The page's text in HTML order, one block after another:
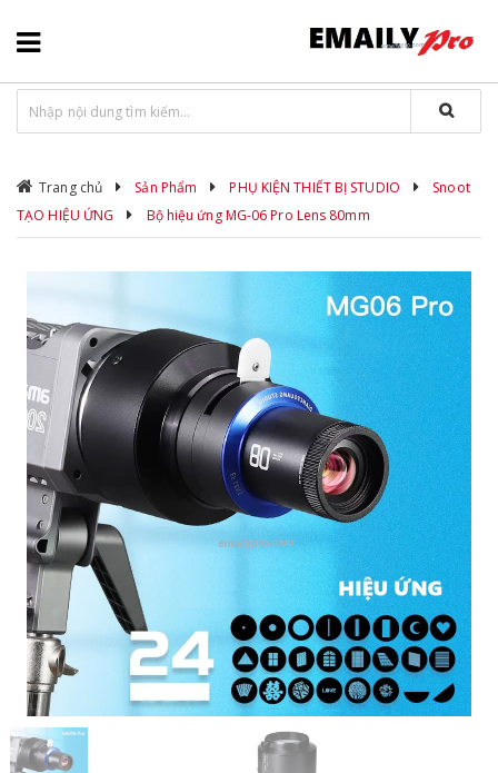
Trang chủ Sản Phẩm PHỤ KIỆN THIẾT BỊ STUDIO
Snoot
TẠO HIỆU ỨNG
Bộ hiệu ứng MG-06 Pro Lens 80mm